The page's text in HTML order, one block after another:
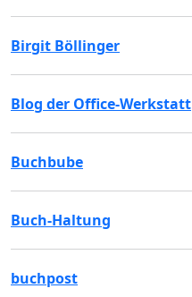
Birgit Böllinger
Blog der Office-Werkstatt
Buchbube
Buch-Haltung
buchpost